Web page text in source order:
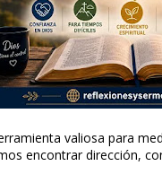
valiosa para
encontrar dirección,